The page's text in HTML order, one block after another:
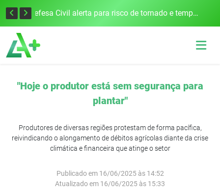
Justiça Eleitoral intensifica preparativos e faz alertas para as Eleições 2026 na 94ª Zona Eleitoral Defesa Civil alerta para risco de tornado e tempestades severas no RS entre esta quinta e sexta-feira
"Hoje o produtor está sem segurança para
plantar"
Produtores de diversas regiões protestam de forma pacífica,
reivindicando o alongamento de débitos agrícolas diante da crise
climática e financeira que atinge o setor
Publicado em 16/06/2025 às 14:52
Atualizado em 16/06/2025 às 15:33